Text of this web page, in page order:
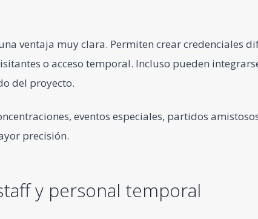
ventaja muy clara. Permiten crear credenciales
o acceso temporal. Incluso pueden
del proyecto.
eventos especiales, partidos
precisión.
y personal temporal